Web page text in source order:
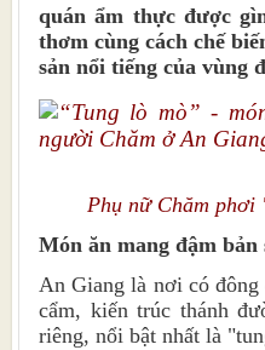
quán ẩm thực được
thơm cùng cách chế
sản nổi tiếng của vùng
Phụ nữ Chăm phơi
Món ăn mang đậm bản
An Giang là nơi có đông
cẩm, kiến trúc thánh
riêng, nổi bật nhất là